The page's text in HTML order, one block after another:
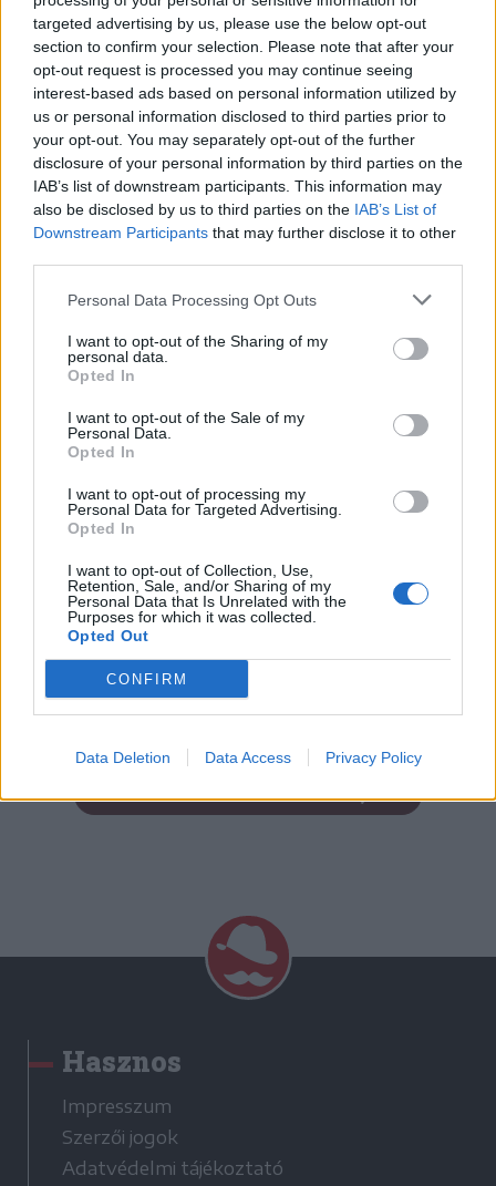
targeted advertising by us, please use the below opt-out
section to confirm your selection. Please note that after your
opt-out request is processed you may continue seeing
interest-based ads based on personal information utilized by
us or personal information disclosed to third parties prior to
your opt-out. You may separately opt-out of the further
disclosure of your personal information by third parties on the
IAB’s list of downstream participants. This information may
also be disclosed by us to third parties on the IAB’s List of
Downstream Participants that may further disclose it to other
Personal Data Processing Opt Outs
I want to opt-out of the Sharing of my
personal data.
Opted In
I want to opt-out of the Sale of my
Personal Data.
Opted In
I want to opt-out of processing my
Personal Data for Targeted Advertising.
Opted In
I want to opt-out of Collection, Use,
Retention, Sale, and/or Sharing of my
Personal Data that Is Unrelated with the
Purposes for which it was collected.
Opted Out
CONFIRM
Data Deletion Data Access Privacy Policy
PDF LETÖLTÉSE
VISSZA A KIADVÁNYOK LISTÁJÁRA
Hasznos
Impresszum
Szerzői jogok
Adatvédelmi tájékoztató